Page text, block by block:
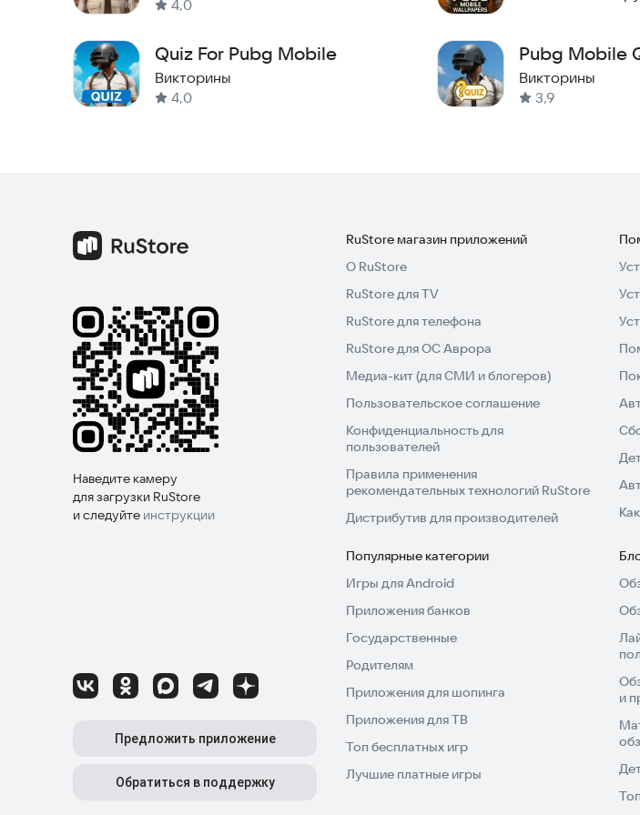
Различные уровни сложности для новичков и профессионалов
Красивый интерфейс в стиле PUBG
Работает офлайн после первой загрузки
🎮 Почему вам понравится
Это приложение PUBG Quiz идеально подходит для игроков, которые хотят
Battlegrounds, бросить вызов друзьям и доказать, что они настоящие эксперты
PUBG, эта викторина не даст вам скучать и отточить свои навыки,
время. Каждый матч, оружие и локация, которые вы когда-либо посещали в
ответить на вопросы и подняться в таблице лидеров.
Скачайте викторину PUBG прямо сейчас и покажите миру, насколько хорошо вы
oussamahardworker@gmail.com
4,0
Quiz For Pubg Mobile
Викторины
4,0
Pubg Mobile
Викторины
3,9
Наведите камеру
для загрузки RuStore
и следуйте инструкции
Предложить приложение
Обратиться в поддержку
RuStore магазин приложений
О RuStore
RuStore для TV
RuStore для телефона
RuStore для ОС Аврора
Медиа-кит (для СМИ и блогеров)
Пользовательское соглашение
Конфиденциальность для
пользователей
Правила применения
рекомендательных технологий RuStore
Дистрибутив для производителей
Популярные категории
Игры для Android
Приложения банков
Государственные
Родителям
Приложения для шопинга
Приложения для ТВ
Топ бесплатных игр
Лучшие платные игры
и